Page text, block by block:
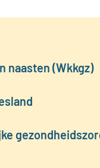
naasten (Wkkgz)